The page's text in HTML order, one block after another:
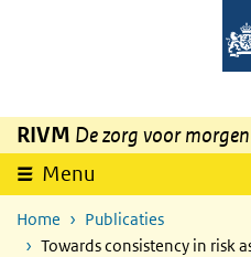
Overslaan en naar de inhoud gaan
RIVM De zorg voor morgen
Menu
Home
Publicaties
Towards consistency in risk